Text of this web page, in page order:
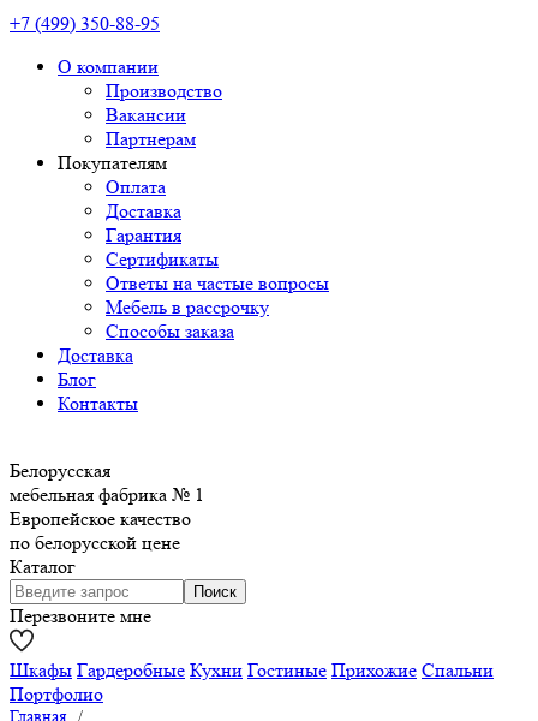
+7 (499) 350-88-95
О компании
Производство
Вакансии
Партнерам
Покупателям
Оплата
Доставка
Гарантия
Сертификаты
Ответы на частые вопросы
Мебель в рассрочку
Способы заказа
Доставка
Блог
Контакты
Белорусская
мебельная фабрика № 1
Европейское качество
по белорусской цене
Каталог
Перезвоните мне
Шкафы Гардеробные Кухни Гостиные Прихожие Спальни
Портфолио
Главная /